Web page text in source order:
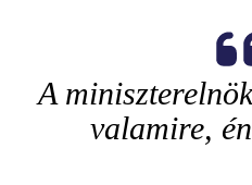
A
valamire,